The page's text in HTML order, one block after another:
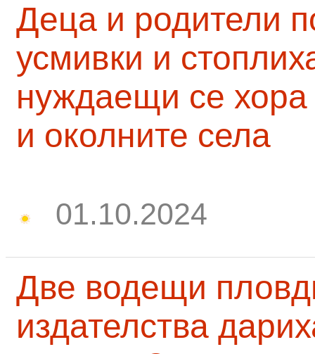
Деца и родители
усмивки и
нуждаещи се
и околните села
01.10.2024
Две водещи
издателства